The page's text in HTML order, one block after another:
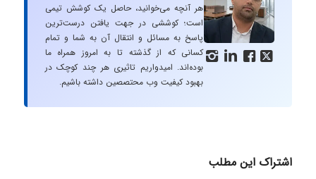
   
هر آنچه می‌خوانید، حاصل یک کوشش تیمی
است؛ کوششی در جهت یافتن درست‌ترین
پاسخ به مسائل و انتقال آن به شما و تمام
کسانی که از گذشته تا به امروز همراه ما
بوده‌اند. امیدواریم تاثیری هر چند کوچک در
بهبود کیفیت وب محتصصین داشته باشیم.
اشتراک این مطلب